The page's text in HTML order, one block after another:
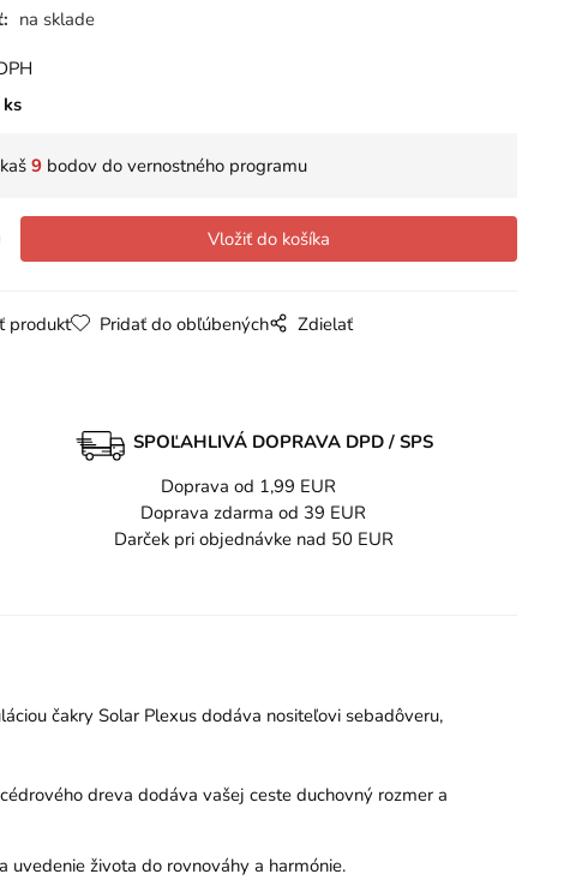
na sklade
ks
9bodov do vernostného programu
produkt Pridať do obľúbených Zdielať
SPOĽAHLIVÁ DOPRAVA DPD / SPS
Doprava od 1,99 EUR
Doprava zdarma od 39 EUR
Darček pri objednávke nad 50 EUR
čakry Solar Plexus dodáva nositeľovi sebadôveru,
dreva dodáva vašej ceste duchovný rozmer a
uvedenie života do rovnováhy a harmónie.